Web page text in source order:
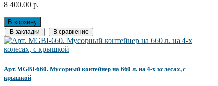
8 400.00 р.
В корзину
В закладки В сравнение
Арт. MGBI-660. Мусорный контейнер на 660 л. на 4-х колесах, с
крышкой